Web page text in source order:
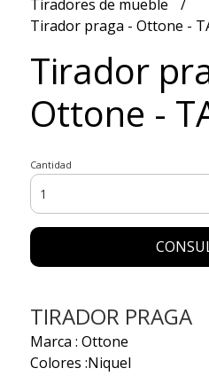
Tiradores de mueble
Tirador praga - Ottone -
Tirador
Ottone -
Cantidad
TIRADOR PRAGA
Marca : Ottone
Colores :Niquel